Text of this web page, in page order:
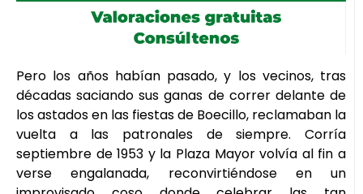
Pero los años habían pasado, y los vecinos, tras
décadas saciando sus ganas de correr delante de
los astados en las fiestas de Boecillo, reclamaban la
vuelta a las patronales de siempre. Corría
septiembre de 1953 y la Plaza Mayor volvía al fin a
verse engalanada, reconvirtiéndose en un